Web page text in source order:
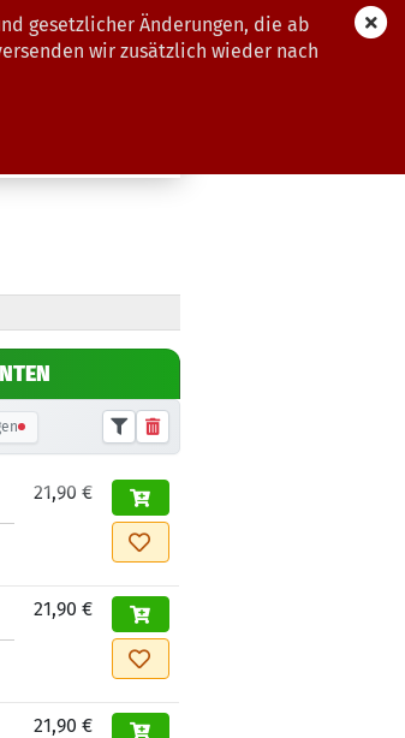
gesetzlicher Änderungen, die ab
wir zusätzlich wieder nach
21,90 €
21,90 €
21,90 €